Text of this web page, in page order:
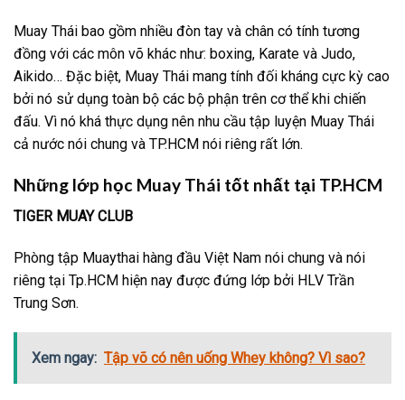
Muay Thái bao gồm nhiều đòn tay và chân có tính tương
đồng với các môn võ khác như: boxing, Karate và Judo,
Aikido… Đặc biệt, Muay Thái mang tính đối kháng cực kỳ cao
bởi nó sử dụng toàn bộ các bộ phận trên cơ thể khi chiến
đấu. Vì nó khá thực dụng nên nhu cầu tập luyện Muay Thái
cả nước nói chung và TP.HCM nói riêng rất lớn.
Những lớp học Muay Thái tốt nhất tại TP.HCM
TIGER MUAY CLUB
Phòng tập Muaythai hàng đầu Việt Nam nói chung và nói
riêng tại Tp.HCM hiện nay được đứng lớp bởi HLV Trần
Trung Sơn.
Xem ngay: Tập võ có nên uống Whey không? Vì sao?